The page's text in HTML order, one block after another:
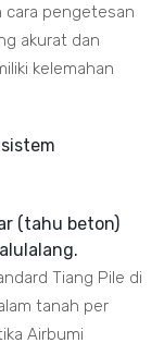
cara pengetesan
akurat dan
kelemahan
(tahu beton)
Tiang Pile di
tanah per
Airbumi